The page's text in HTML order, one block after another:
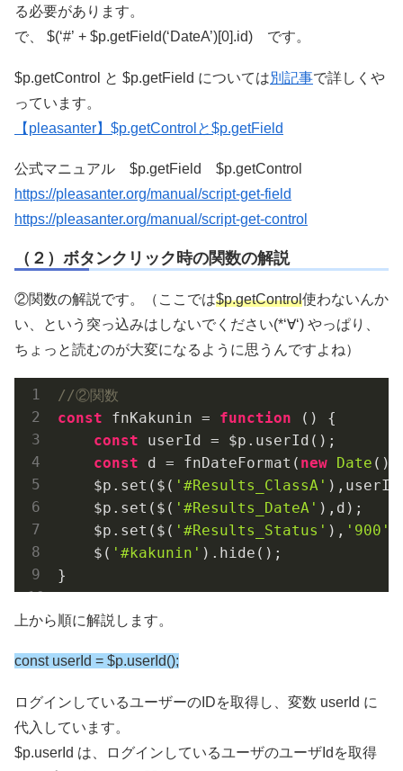
る必要があります。
で、 $(‘#’ + $p.getField(‘DateA’)[0].id) です。
$p.getControl と $p.getField については別記事で詳しくや
っています。
【pleasanter】$p.getControlと$p.getField
公式マニュアル $p.getField $p.getControl
https://pleasanter.org/manual/script-get-field
https://pleasanter.org/manual/script-get-control
（２）ボタンクリック時の関数の解説
②関数の解説です。（ここでは$p.getControl使わないんか
い、という突っ込みはしないでください(*‘∀‘) やっぱり、
ちょっと読むのが大変になるように思うんですよね）
//②関数
const fnKakunin = function ( ) {
const userId = $p.userId();
const d = fnDateFormat( new Date
    $p.set($(
'#Results_ClassA'
    $p.set($(
'#Results_DateA' ),d);
    $p.set($(
'#Results_Status' ), '900'
    $(
'#kakunin' ).hide();
}
上から順に解説します。
const userId = $p.userId();
ログインしているユーザーのIDを取得し、変数 userId に
代入しています。
$p.userId は、ログインしているユーザのユーザIdを取得